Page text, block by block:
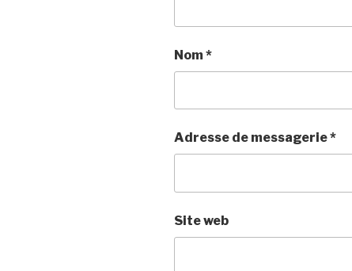
Nom*
Adresse de messagerie*
Site web